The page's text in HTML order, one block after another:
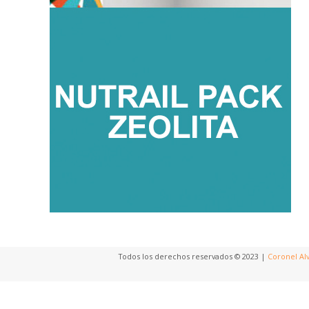
Todos los derechos reservados © 2023 | Coronel